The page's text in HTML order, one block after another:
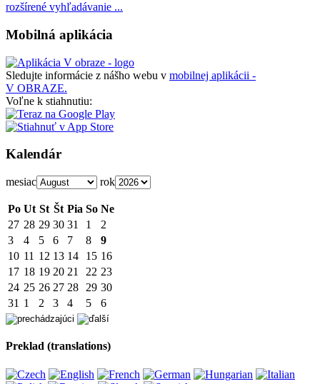
rozšírené vyhľadávanie ...
Mobilná aplikácia
Sledujte informácie z nášho webu v mobilnej aplikácii -
V OBRAZE.
Voľne k stiahnutiu:
Kalendár
mesiac rok
Po Ut St Št Pia So Ne
27 28 29 30 31 1
2
3
4 5 6 7 8
9
10 11 12 13 14 15 16
17 18 19 20 21 22 23
24 25 26 27 28 29 30
31 1 2 3 4 5 6
Preklad (translations)